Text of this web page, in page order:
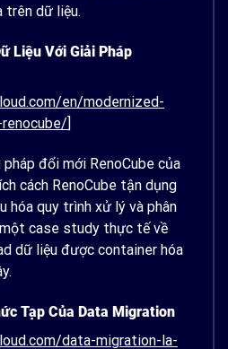
trên dữ liệu.
Liệu Với Giải Pháp
en/modernized-
đổi mới RenoCube của
cách RenoCube tận dụng
hóa quy trình xử lý và phân
case study thực tế về
dữ liệu được container hóa
Tạp Của Data Migration
data-migration-la-